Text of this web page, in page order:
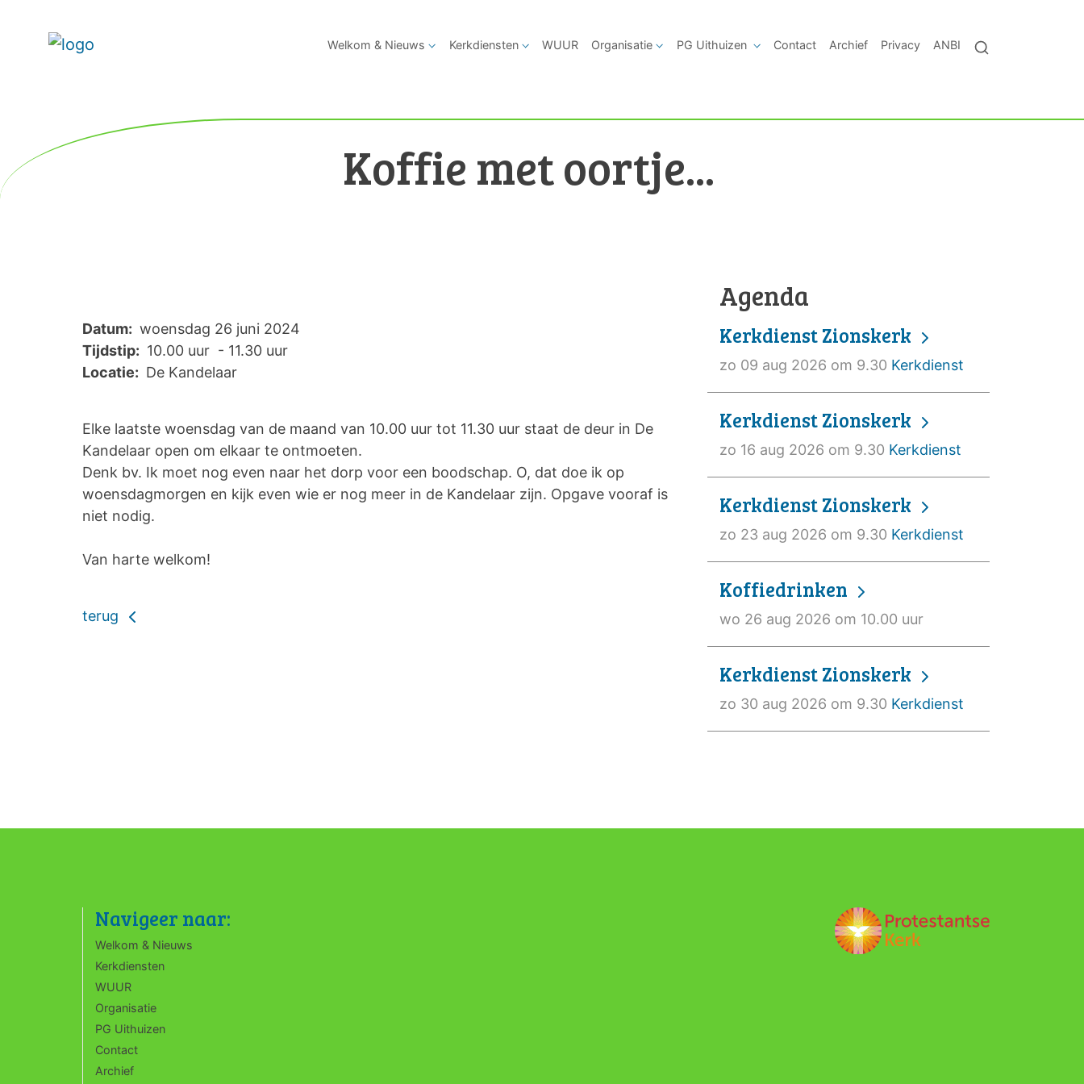
Welkom & Nieuws Kerkdiensten WUUR Organisatie PG Uithuizen Contact Archief Privacy ANBI
Koffie met oortje...
Datum: woensdag 26 juni 2024
Tijdstip: 10.00 uur - 11.30 uur
Locatie: De Kandelaar
Elke laatste woensdag van de maand van 10.00 uur tot 11.30 uur staat de deur in De
Kandelaar open om elkaar te ontmoeten.
Denk bv. Ik moet nog even naar het dorp voor een boodschap. O, dat doe ik op
woensdagmorgen en kijk even wie er nog meer in de Kandelaar zijn. Opgave vooraf is
niet nodig.
Van harte welkom!
terug
Agenda
Kerkdienst Zionskerk
zo 09 aug 2026 om 9.30 Kerkdienst
Kerkdienst Zionskerk
zo 16 aug 2026 om 9.30 Kerkdienst
Kerkdienst Zionskerk
zo 23 aug 2026 om 9.30 Kerkdienst
Koffiedrinken
wo 26 aug 2026 om 10.00 uur
Kerkdienst Zionskerk
zo 30 aug 2026 om 9.30 Kerkdienst
Navigeer naar:
Welkom & Nieuws
Kerkdiensten
WUUR
Organisatie
PG Uithuizen
Contact
Archief